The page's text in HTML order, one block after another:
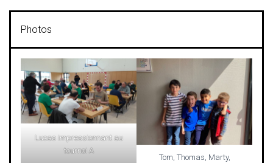
Photos
Lucas impressionnant au
tournoi A
Tom, Thomas, Marty,